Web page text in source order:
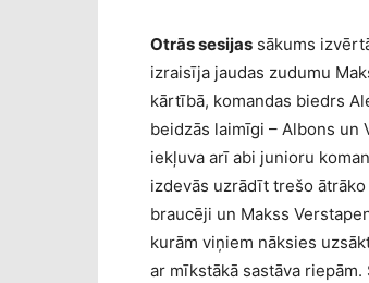
Otrās sesijas sākums
izraisīja jaudas zudumu
kārtībā, komandas biedrs
beidzās laimīgi – Albons un
iekļuva arī abi junioru
izdevās uzrādīt trešo ātrāko
braucēji un Makss
kurām viņiem nāksies
ar mīkstākā sastāva